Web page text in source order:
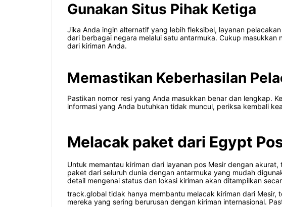
Gunakan Situs Pihak Ketiga
Jika Anda ingin alternatif yang lebih fleksibel, layanan
dari berbagai negara melalui satu antarmuka. Cukup
dari kiriman Anda.
Memastikan Keberhasilan
Pastikan nomor resi yang Anda masukkan benar dan lengkap.
informasi yang Anda butuhkan tidak muncul, periksa kembali
Melacak paket dari Egypt
Untuk memantau kiriman dari layanan pos Mesir dengan
paket dari seluruh dunia dengan antarmuka yang mudah
detail mengenai status dan lokasi kiriman akan ditampilkan
track.global tidak hanya membantu melacak kiriman dari
mereka yang sering berurusan dengan kiriman internasional.